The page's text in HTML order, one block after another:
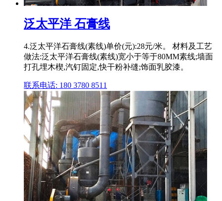
泛太平洋 石膏线
4.泛太平洋石膏线(素线)单价(元):28元/米。 材料及工艺
做法:泛太平洋石膏线(素线)宽小于等于80MM素线;墙面
打孔埋木楔,汽钉固定,快干粉补缝;饰面乳胶漆。
联系电话: 180 3780 8511